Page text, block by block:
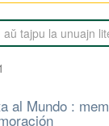
al Mundo :